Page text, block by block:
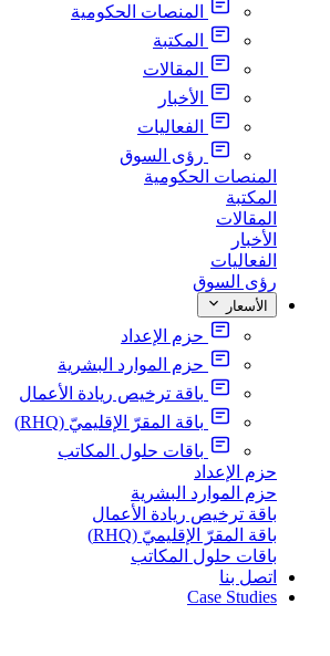
المنصات الحكومية
المكتبة
المقالات
الأخبار
الفعاليات
رؤى السوق
المنصات الحكومية
المكتبة
المقالات
الأخبار
الفعاليات
رؤى السوق
الأسعار
حزم الإعداد
حزم الموارد البشرية
باقة ترخيص ريادة الأعمال
باقة المقرّ الإقليميّ (RHQ)
باقات حلول المكاتب
حزم الإعداد
حزم الموارد البشرية
باقة ترخيص ريادة الأعمال
باقة المقرّ الإقليميّ (RHQ)
باقات حلول المكاتب
اتصل بنا
Case Studies